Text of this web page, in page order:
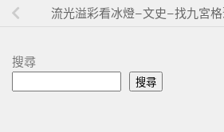
流光溢彩看冰燈–文史–找九宮
搜尋
搜尋